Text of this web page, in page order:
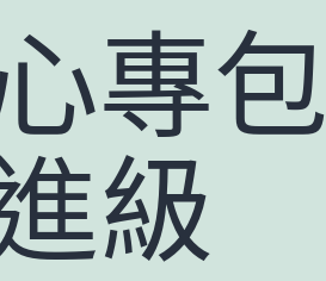
專包
級